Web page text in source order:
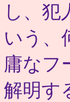
し、犯
いう、
庸なフ
解明す